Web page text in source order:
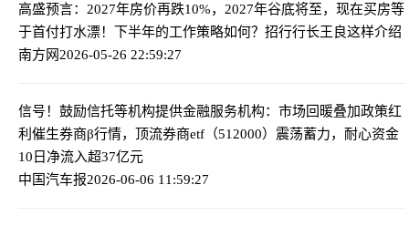
高盛预言：2027年房价再跌10%，2027年谷底将至，现在买房等
于首付打水漂！ 下半年的工作策略如何？招行行长王良这样介绍
南方网2026-05-26 22:59:27
信号！鼓励信托等机构提供金融服务机构：市场回暖叠加政策红
利催生券商β行情，顶流券商etf（512000）震荡蓄力，耐心资金
10日净流入超37亿元
中国汽车报2026-06-06 11:59:27